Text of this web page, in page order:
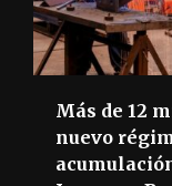
Más de 12
nuevo